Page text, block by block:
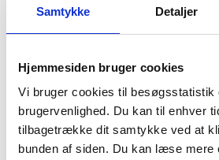
Samtykke Detaljer
Hjemmesiden bruger cookies
Vi bruger cookies til besøgsstatistik
brugervenlighed. Du kan til enhver
tilbagetrække dit samtykke ved at
bunden af siden. Du kan læse mere
Interview med Harald Voetmann
For at se denne video, skal du
marketing-cookies.Indholdet stilles
tredjepart.